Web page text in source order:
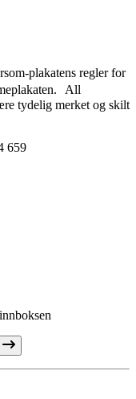
plakatens regler for
All
tydelig merket og skilt
659